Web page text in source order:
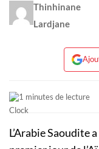
Thinhinane
Lardjane
1 minutes de lecture
L’Arabie Saoudite